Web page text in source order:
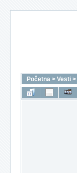
Početna > Vesti >